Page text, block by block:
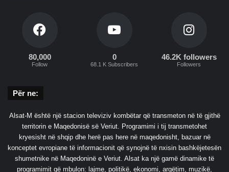
80,000
Follow
0
68.1 K Subscribers
46.2K followers
Followers
Për ne:
Alsat-M është një stacion televiziv kombëtar që transmeton në të gjithë
territorin e Maqedonisë së Veriut. Programimi i tij transmetohet
kryesisht në shqip dhe herë pas here në maqedonisht, bazuar në
konceptet evropiane të informacionit që synojnë të nxisin bashkëjetesën
shumetnike në Maqedoninë e Veriut. Alsat ka një gamë dinamike të
programimit që mbulon: lajme, politikë, ekonomi, argëtim, muzikë,